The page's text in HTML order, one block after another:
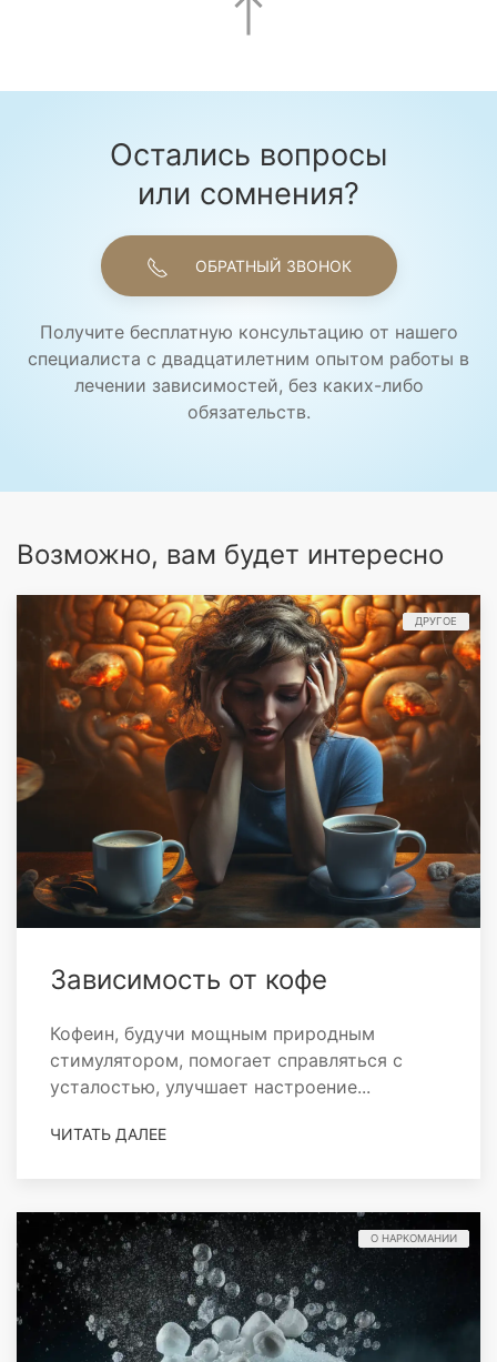
Остались вопросы
или сомнения?
ОБРАТНЫЙ ЗВОНОК
Получите бесплатную консультацию от нашего
специалиста с двадцатилетним опытом работы в
лечении зависимостей, без каких-либо
обязательств.
Возможно, вам будет интересно
ДРУГОЕ
Зависимость от кофе
Кофеин, будучи мощным природным
стимулятором, помогает справляться с
усталостью, улучшает настроение...
ЧИТАТЬ ДАЛЕЕ
О НАРКОМАНИИ